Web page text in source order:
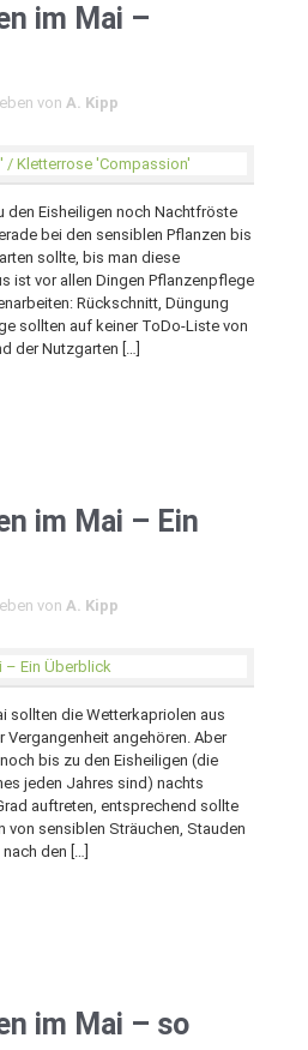
im Mai –
von A. Kipp
den Eisheiligen noch Nachtfröste
bei den sensiblen Pflanzen bis
sollte, bis man diese
ist vor allen Dingen Pflanzenpflege
Rückschnitt, Düngung
sollten auf keiner ToDo-Liste von
der Nutzgarten […]
im Mai – Ein
von A. Kipp
sollten die Wetterkapriolen aus
angehören. Aber
bis zu den Eisheiligen (die
jeden Jahres sind) nachts
auftreten, entsprechend sollte
von sensiblen Sträuchen, Stauden
den […]
im Mai – so